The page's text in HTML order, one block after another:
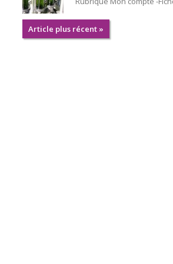
Article plus récent »